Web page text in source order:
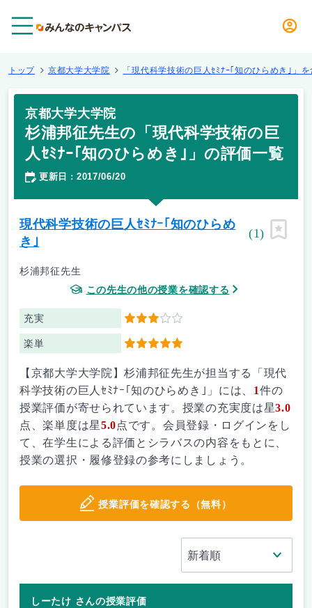
トップ 京都大学大学院 「現代科学技術の巨人ｾﾐﾅｰ｢知のひらめき｣」
京都大学大学院
杉浦邦征先生の「現代科学技術の巨
人ｾﾐﾅｰ｢知のひらめき｣」の評価一覧
更新日 ： 2017/06/20
現代科学技術の巨人ｾﾐﾅｰ｢知のひらめ
き｣
(1)
杉浦邦征先生
この先生の他の授業を確認する
充実 3
楽単 5
ピン留
【京都大学大学院】杉浦邦征先生が担当する「現代
科学技術の巨人ｾﾐﾅｰ｢知のひらめき｣」には、 1件の
授業評価が寄せられています。授業の充実度は星3.0
点、楽単度は星5.0点です。会員登録・ログインをし
て、在学生による評価とシラバスの内容をもとに、
授業の選択・履修登録の参考にしましょう。
授業評価を確認する（無料）
しーたけ さんの授業評価